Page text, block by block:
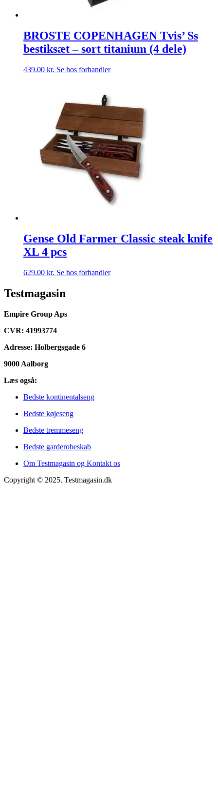
BROSTE COPENHAGEN Tvis’ Ss
bestiksæt – sort titanium (4 dele)
439.00 kr. Se hos forhandler
Gense Old Farmer Classic steak knife
XL 4 pcs
629.00 kr. Se hos forhandler
Testmagasin
Empire Group Aps
CVR: 41993774
Adresse: Holbergsgade 6
9000 Aalborg
Læs også:
Bedste kontinentalseng
Bedste køjeseng
Bedste tremmeseng
Bedste garderobeskab
Om Testmagasin og Kontakt os
Copyright © 2025. Testmagasin.dk